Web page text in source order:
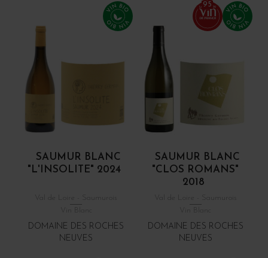
SAUMUR BLANC
"L'INSOLITE" 2024
DOMAINE DES ROCHES
NEUVES
95
SAUMUR BLANC
"CLOS ROMANS"
2018
DOMAINE DES ROCHES
NEUVES